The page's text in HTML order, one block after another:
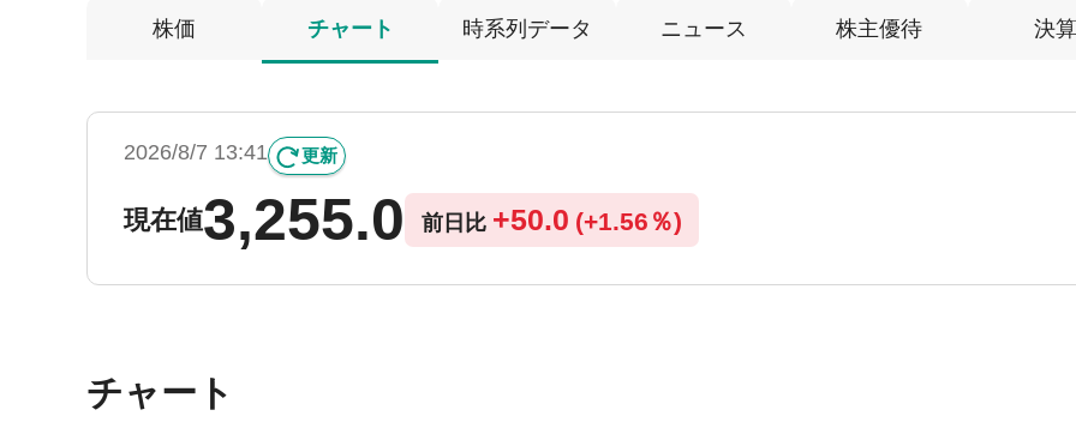
株価 チャート 時系列データ ニュース 株主優待 決算
2026/8/7 13:41 更新
現在値3,255.0 前日比 +50.0 (+1.56％)
チャート